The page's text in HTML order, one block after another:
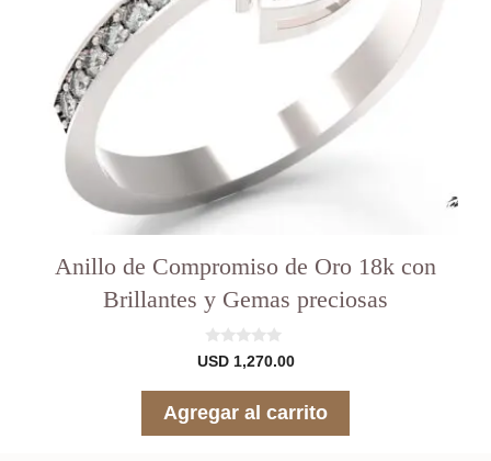
Anillo de Compromiso de Oro 18k con
Brillantes y Gemas preciosas
0
d
USD1,270.00
Agregar al carrito